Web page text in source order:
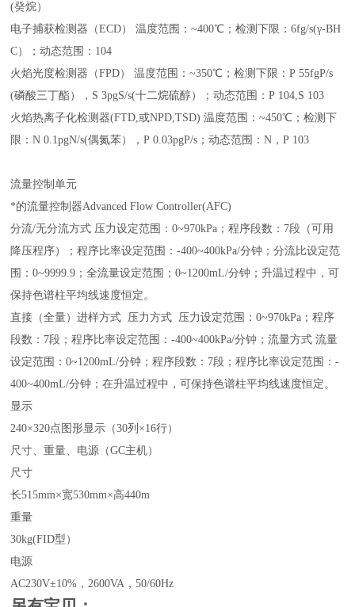
(癸烷）
电子捕获检测器（ECD） 温度范围：~400℃；检测下限：6fg/s(γ-BH
C）；动态范围：104
火焰光度检测器（FPD） 温度范围：~350℃；检测下限：P 55fgP/s
(磷酸三丁酯），S 3pgS/s(十二烷硫醇）；动态范围：P 104,S 103
火焰热离子化检测器(FTD,或NPD,TSD) 温度范围：~450℃；检测下
限：N 0.1pgN/s(偶氮苯），P 0.03pgP/s；动态范围：N，P 103
流量控制单元
*的流量控制器Advanced Flow Controller(AFC)
分流/无分流方式 压力设定范围：0~970kPa；程序段数：7段（可用
降压程序）；程序比率设定范围：-400~400kPa/分钟；分流比设定范
围：0~9999.9；全流量设定范围；0~1200mL/分钟；升温过程中，可
保持色谱柱平均线速度恒定。
直接（全量）进样方式 压力方式 压力设定范围：0~970kPa；程序
段数：7段；程序比率设定范围：-400~400kPa/分钟；流量方式 流量
设定范围：0~1200mL/分钟；程序段数：7段；程序比率设定范围：-
400~400mL/分钟；在升温过程中，可保持色谱柱平均线速度恒定。
显示
240×320点图形显示（30列×16行）
尺寸、重量、电源（GC主机）
尺寸
长515mm×宽530mm×高440m
重量
30kg(FID型）
电源
AC230V±10%，2600VA，50/60Hz